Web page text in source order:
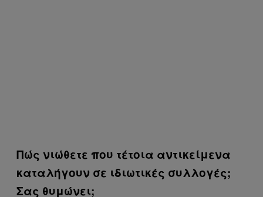
Πώς νιώθετε που τέτοια αντικείμενα
καταλήγουν σε ιδιωτικές συλλογές;
Σας θυμώνει;